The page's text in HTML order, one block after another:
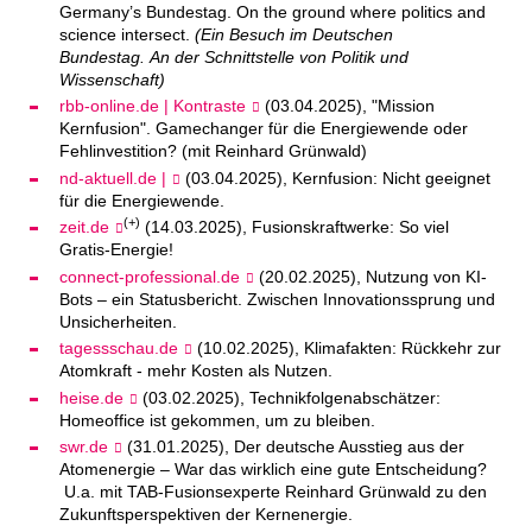
Germany’s Bundestag. On the ground where politics and
science intersect. (Ein Besuch im Deutschen
Bundestag. An der Schnittstelle von Politik und
Wissenschaft)
rbb-online.de | Kontraste
(03.04.2025), "Mission
Kernfusion". Gamechanger für die Energiewende oder
Fehlinvestition? (mit Reinhard Grünwald)
nd-aktuell.de |
(03.04.2025), Kernfusion: Nicht geeignet
für die Energiewende.
zeit.de
(+) (14.03.2025), Fusionskraftwerke: So viel
Gratis-Energie!
connect-professional.de
(20.02.2025), Nutzung von KI-
Bots – ein Statusbericht. Zwischen Innovationssprung und
Unsicherheiten.
tagessschau.de
(10.02.2025), Klimafakten: Rückkehr zur
Atomkraft - mehr Kosten als Nutzen.
heise.de
(03.02.2025), Technikfolgenabschätzer:
Homeoffice ist gekommen, um zu bleiben.
swr.de
(31.01.2025), Der deutsche Ausstieg aus der
Atomenergie – War das wirklich eine gute Entscheidung?
U.a. mit TAB-Fusionsexperte Reinhard Grünwald zu den
Zukunftsperspektiven der Kernenergie.